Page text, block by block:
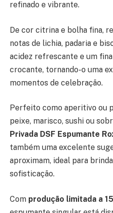
refinado e vibrante.
De cor citrina e bolha fina,
notas de lichia, padaria e
acidez refrescante e um
crocante, tornando-o uma
momentos de celebração.
Perfeito como aperitivo ou
peixe, marisco, sushi ou
Privada DSF Espumante
também uma excelente
aproximam, ideal para
sofisticação.
Com produção limitada a